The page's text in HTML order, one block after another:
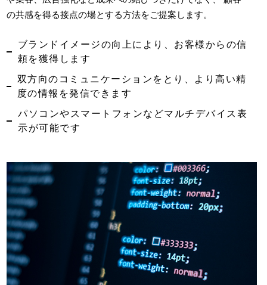
の共感を得る接点の場とする方法をご提案します。
ブランドイメージの向上により、お客様からの信
頼を獲得します
双方向のコミュニケーションをとり、より高い精
度の情報を発信できます
パソコンやスマートフォンなどマルチデバイス表
示が可能です